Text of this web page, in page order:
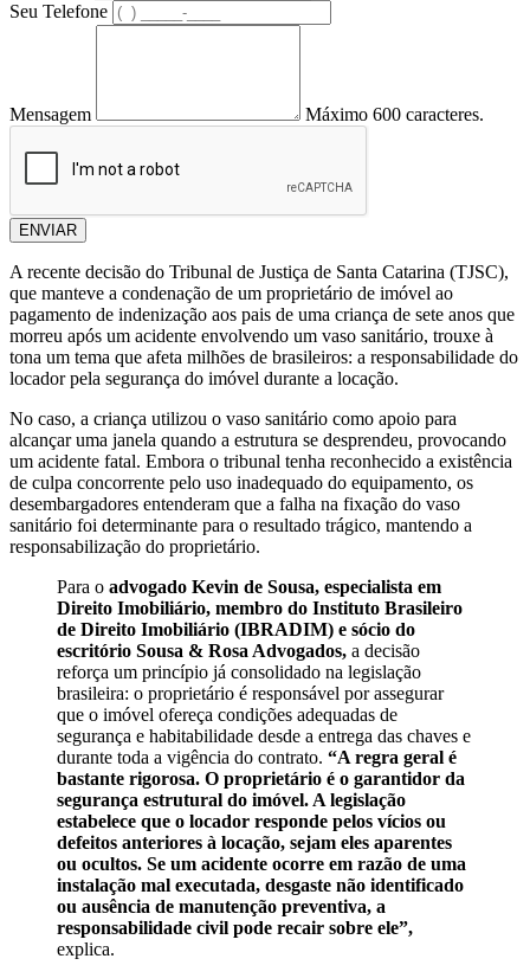
Seu Telefone
Mensagem Máximo 600 caracteres.
ENVIAR
A recente decisão do Tribunal de Justiça de Santa Catarina (TJSC),
que manteve a condenação de um proprietário de imóvel ao
pagamento de indenização aos pais de uma criança de sete anos que
morreu após um acidente envolvendo um vaso sanitário, trouxe à
tona um tema que afeta milhões de brasileiros: a responsabilidade do
locador pela segurança do imóvel durante a locação.
No caso, a criança utilizou o vaso sanitário como apoio para
alcançar uma janela quando a estrutura se desprendeu, provocando
um acidente fatal. Embora o tribunal tenha reconhecido a existência
de culpa concorrente pelo uso inadequado do equipamento, os
desembargadores entenderam que a falha na fixação do vaso
sanitário foi determinante para o resultado trágico, mantendo a
responsabilização do proprietário.
Para o advogado Kevin de Sousa, especialista em
Direito Imobiliário, membro do Instituto Brasileiro
de Direito Imobiliário (IBRADIM) e sócio do
escritório Sousa & Rosa Advogados, a decisão
reforça um princípio já consolidado na legislação
brasileira: o proprietário é responsável por assegurar
que o imóvel ofereça condições adequadas de
segurança e habitabilidade desde a entrega das chaves e
durante toda a vigência do contrato. “A regra geral é
bastante rigorosa. O proprietário é o garantidor da
segurança estrutural do imóvel. A legislação
estabelece que o locador responde pelos vícios ou
defeitos anteriores à locação, sejam eles aparentes
ou ocultos. Se um acidente ocorre em razão de uma
instalação mal executada, desgaste não identificado
ou ausência de manutenção preventiva, a
responsabilidade civil pode recair sobre ele”,
explica.